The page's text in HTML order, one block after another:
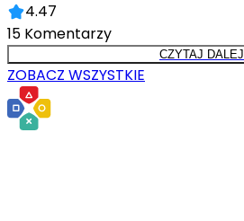
4.47
15 Komentarzy
CZYTAJ DALEJ
ZOBACZ WSZYSTKIE